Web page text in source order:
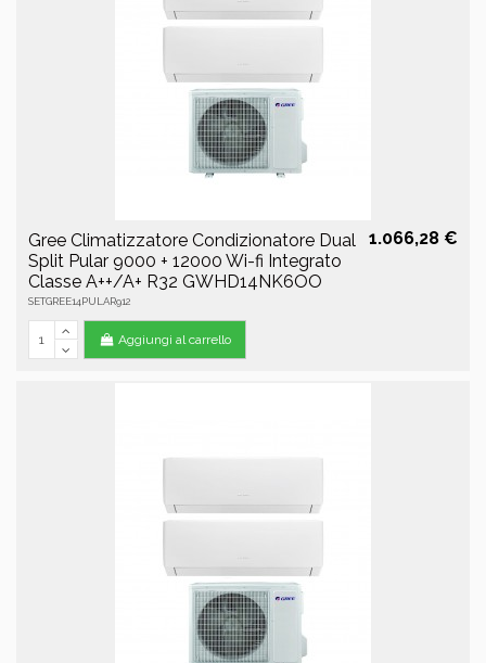
Gree Climatizzatore Condizionatore Dual
Split Pular 9000 + 12000 Wi-fi Integrato
Classe A++/A+ R32 GWHD14NK6OO
SETGREE14PULAR912
1.066,28 €
Aggiungi al carrello